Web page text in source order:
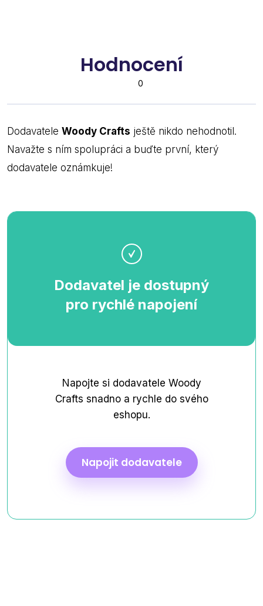
Hodnocení
0
Dodavatele Woody Crafts ještě nikdo nehodnotil.
Navažte s ním spolupráci a buďte první, který
dodavatele oznámkuje!
Dodavatel je dostupný
pro rychlé napojení
Napojte si dodavatele Woody
Crafts snadno a rychle do svého
eshopu.
Napojit dodavatele